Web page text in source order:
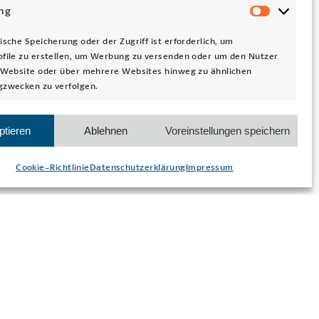
Speicherung oder der Zugriff ist erforderlich, um
zu erstellen, um Werbung zu versenden oder um den Nutzer
oder über mehrere Websites hinweg zu ähnlichen
zu verfolgen.
Ablehnen Voreinstellungen speichern
Cookie-Richtlinie DatenschutzerklärungImpressum
und